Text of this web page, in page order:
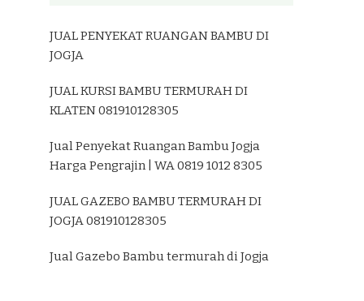
JUAL PENYEKAT RUANGAN BAMBU DI
JOGJA
JUAL KURSI BAMBU TERMURAH DI
KLATEN 081910128305
Jual Penyekat Ruangan Bambu Jogja
Harga Pengrajin | WA 0819 1012 8305
JUAL GAZEBO BAMBU TERMURAH DI
JOGJA 081910128305
Jual Gazebo Bambu termurah di Jogja